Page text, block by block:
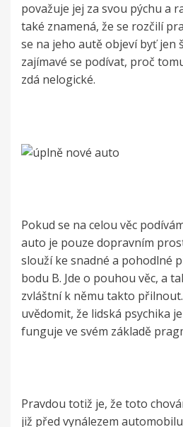
považuje jej za svou pýchu a
také znamená, že se rozčilí
se na jeho autě objeví byť jen
zajímavé se podívat, proč
zdá nelogické.
Pokud se na celou věc
auto je pouze dopravním
slouží ke snadné a pohodlné
bodu B. Jde o pouhou věc, a
zvláštní k němu takto
uvědomit, že lidská psychika
funguje ve svém základě
Pravdou totiž je, že toto
již před vynálezem